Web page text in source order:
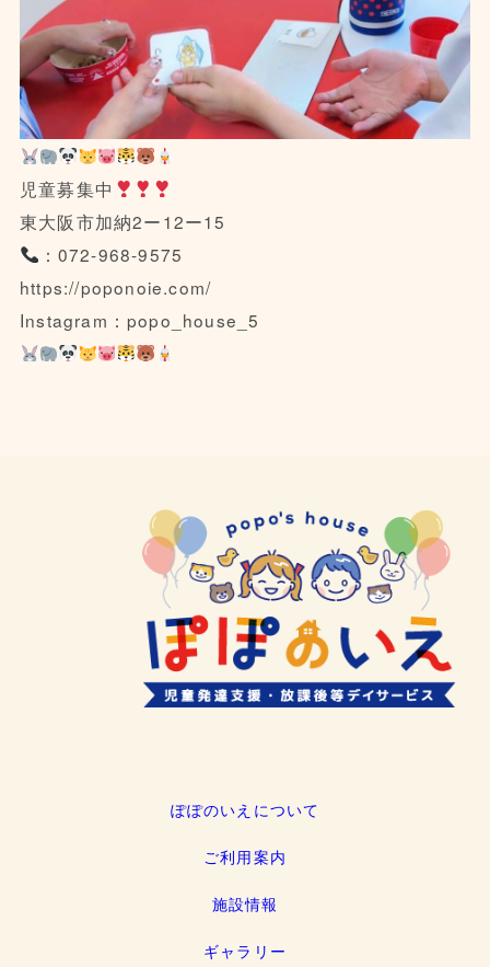
児童募集中
東大阪市加納2ー12ー15
：072-968-9575
https://poponoie.com/
Instagram：popo_house_5
ぽぽのいえについて
ご利用案内
施設情報
ギャラリー